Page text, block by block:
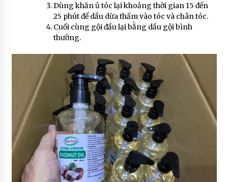
Dùng khăn ủ tóc lại khoảng thời gian 15 đến
25 phút để dầu dừa thấm vào tóc và chân tóc.
Cuối cùng gội đầu lại bằng dầu gội bình
thường.